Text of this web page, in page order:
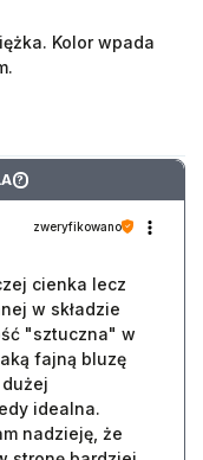
Kolor wpada
?
zweryfikowano
cienka lecz
w składzie
"sztuczna" w
fajną bluzę
dużej
idealna.
nadzieję, że